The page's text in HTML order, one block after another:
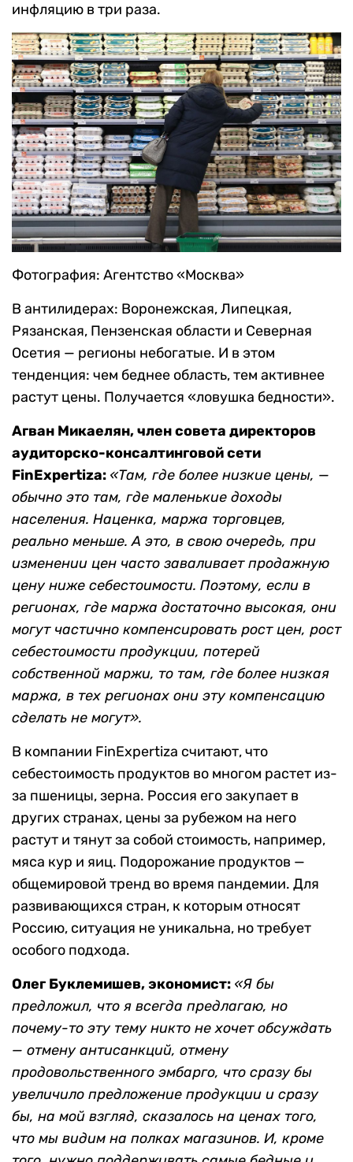
инфляцию в три раза.
Фотография: Агентство «Москва»
В антилидерах: Воронежская, Липецкая,
Рязанская, Пензенская области и Северная
Осетия — регионы небогатые. И в этом
тенденция: чем беднее область, тем активнее
растут цены. Получается «ловушка бедности».
Агван Микаелян, член совета директоров
аудиторско-консалтинговой сети
FinExpertiza: «Там, где более низкие цены, —
обычно это там, где маленькие доходы
населения. Наценка, маржа торговцев,
реально меньше. А это, в свою очередь, при
изменении цен часто заваливает продажную
цену ниже себестоимости. Поэтому, если в
регионах, где маржа достаточно высокая, они
могут частично компенсировать рост цен, рост
себестоимости продукции, потерей
собственной маржи, то там, где более низкая
маржа, в тех регионах они эту компенсацию
сделать не могут».
В компании FinExpertiza считают, что
себестоимость продуктов во многом растет из-
за пшеницы, зерна. Россия его закупает в
других странах, цены за рубежом на него
растут и тянут за собой стоимость, например,
мяса кур и яиц. Подорожание продуктов —
общемировой тренд во время пандемии. Для
развивающихся стран, к которым относят
Россию, ситуация не уникальна, но требует
особого подхода.
Олег Буклемишев, экономист: «Я бы
предложил, что я всегда предлагаю, но
почему-то эту тему никто не хочет обсуждать
— отмену антисанкций, отмену
продовольственного эмбарго, что сразу бы
увеличило предложение продукции и сразу
бы, на мой взгляд, сказалось на ценах того,
что мы видим на полках магазинов. И, кроме